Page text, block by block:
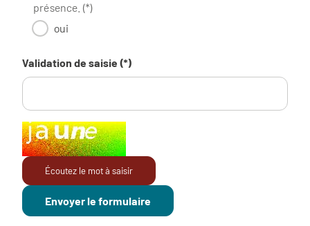
présence. (*)
oui
Champ pour les robots. Si vous êtes humains, merci de le
Validation de saisie (*)
Écoutez le mot à saisir